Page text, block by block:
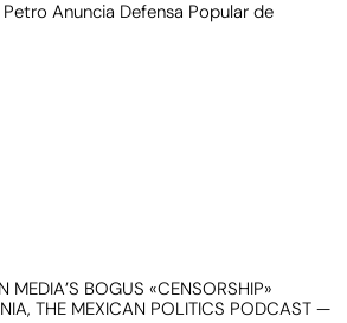
Anuncia Defensa Popular de
MEDIA’S BOGUS «CENSORSHIP»
THE MEXICAN POLITICS PODCAST —